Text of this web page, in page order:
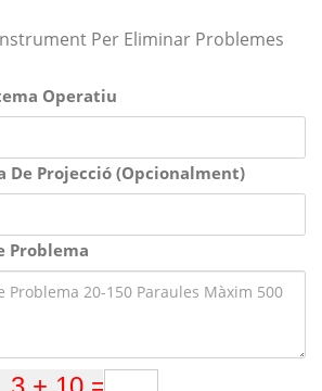
Per Eliminar Problemes
Operatiu
De Projecció (Opcionalment)
Problema